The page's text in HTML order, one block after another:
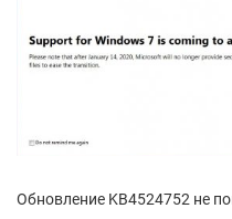
Обновление KB4524752 не